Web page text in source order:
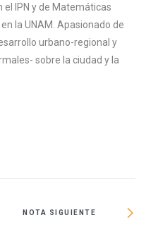
el IPN y de Matemáticas
la UNAM. Apasionado de
urbano-regional y
sobre la ciudad y la
NOTA SIGUIENTE